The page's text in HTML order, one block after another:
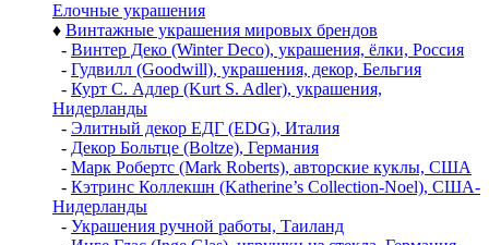
Елочные украшения
♦ Винтажные украшения мировых брендов
- Винтер Деко (Winter Deco), украшения, ёлки, Россия
- Гудвилл (Goodwill), украшения, декор, Бельгия
- Курт С. Адлер (Kurt S. Adler), украшения,
Нидерланды
- Элитный декор ЕДГ (EDG), Италия
- Декор Больтце (Boltze), Германия
- Марк Робертс (Mark Roberts), авторские куклы, США
- Кэтринс Коллекшн (Katherine’s Collection-Noel), США-
Нидерланды
- Украшения ручной работы, Таиланд